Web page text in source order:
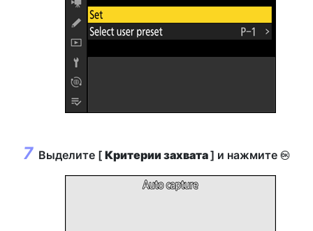
Выделите [ Критерии захвата] и нажмите J